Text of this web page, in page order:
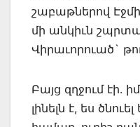
շաբաթներով
մի անկիւն
Վիրաւորուած`
Բայց զղջում էի.
լինելն է, ես